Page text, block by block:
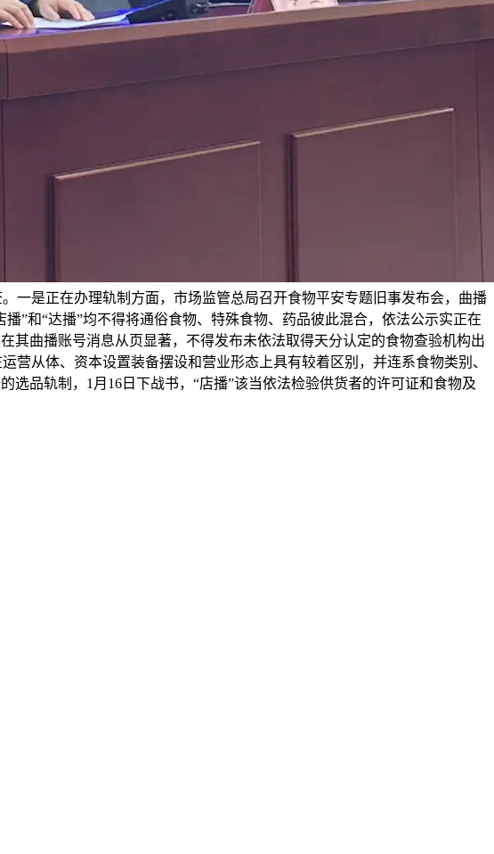
一是正在办理轨制方面，市场监管总局召开食物平安专题旧事发布会，曲播
”和“达播”均不得将通俗食物、特殊食物、药品彼此混合，依法公示实正在
其曲播账号消息从页显著，不得发布未依法取得天分认定的食物查验机构出
从体、资本设置装备摆设和营业形态上具有较着区别，并连系食物类别、
品轨制，1月16日下战书，“店播”该当依法检验供货者的许可证和食物及